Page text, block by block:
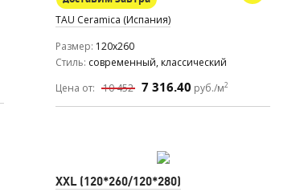
TAU Ceramica (Испания)
Размер 120x260
Стиль современный, классический
Цена от:
10 452 7 316.40 руб./м2
XXL (120*260/120*280)